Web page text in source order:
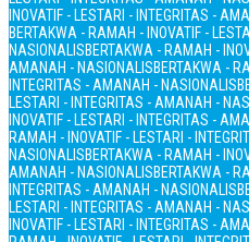
INOVATIF - LESTARI - INTEGRITAS -
BERTAKWA - RAMAH - INOVATIF -
NASIONALISBERTAKWA - RAMAH -
AMANAH - NASIONALISBERTAKWA -
INTEGRITAS - AMANAH - NASIONALIS
LESTARI - INTEGRITAS - AMANAH -
INOVATIF - LESTARI - INTEGRITAS -
RAMAH - INOVATIF - LESTARI -
NASIONALISBERTAKWA - RAMAH -
AMANAH - NASIONALISBERTAKWA -
INTEGRITAS - AMANAH - NASIONALIS
LESTARI - INTEGRITAS - AMANAH -
INOVATIF - LESTARI - INTEGRITAS -